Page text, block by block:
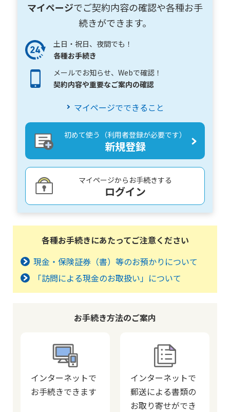
かんぽプラチナライフサービス
ご契約のしおり・約款（Web約款）
保険用語集
お問い合わせ
保険用語集
すこやか健康ラボ
ラジオ体操・みんなの体操
ラジオ体操ポータルサイト
かんぽジャンクション
マイページでご契約内容の確認や各種お手
続きができます。
土日・祝日、夜間でも！
各種お手続き
メールでお知らせ、Webで確認！
契約内容や重要なご案内の確認
マイページでできること
初めて使う（利用者登録が必要です）
新規登録
マイページからお手続きする
ログイン
各種お手続きにあたってご注意ください
現金・保険証券（書）等のお預かりについて
「訪問による現金のお取扱い」について
お手続き方法のご案内
インターネットで
お手続きできます
インターネットで
郵送による書類の
お取り寄せができ